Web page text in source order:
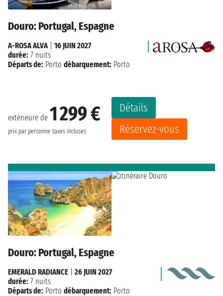
Douro: Portugal, Espagne
extérieure de 1 299 €
prix par personne taxes incluses
Détails
Réservez-vous
A-ROSA ALVA| 16 JUIN 2027
durée: 7 nuits
Départs de: Porto débarquement: Porto
Douro: Portugal, Espagne
EMERALD RADIANCE
26 JUIN 2027
durée: 7 nuits
Départs de: Porto débarquement: Porto